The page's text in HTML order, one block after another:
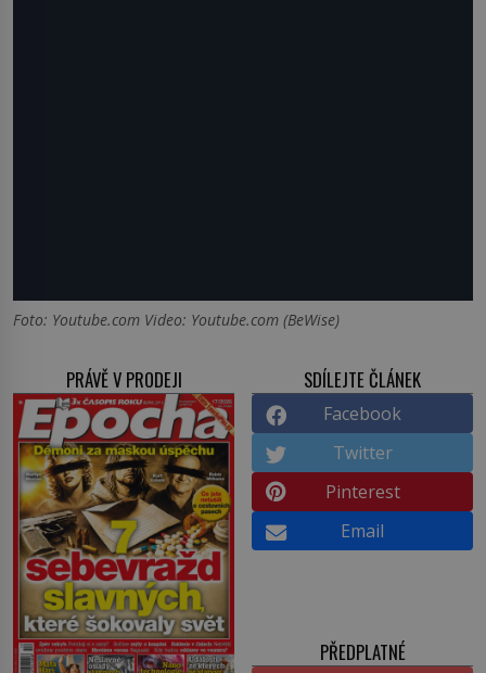
Foto: Youtube.com Video: Youtube.com (BeWise)
PRÁVĚ V PRODEJI SDÍLEJTE ČLÁNEK
Facebook
Twitter
Pinterest
Email
PŘEDPLATNÉ